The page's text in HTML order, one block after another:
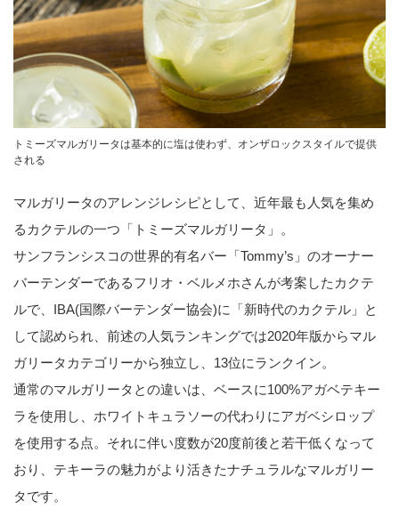
トミーズマルガリータは基本的に塩は使わず、オンザロックスタイルで提供
される
マルガリータのアレンジレシピとして、近年最も人気を集め
るカクテルの一つ「トミーズマルガリータ」。
サンフランシスコの世界的有名バー「Tommy’s」のオーナー
バーテンダーであるフリオ・ベルメホさんが考案したカクテ
ルで、IBA(国際バーテンダー協会)に「新時代のカクテル」と
して認められ、前述の人気ランキングでは2020年版からマル
ガリータカテゴリーから独立し、13位にランクイン。
通常のマルガリータとの違いは、ベースに100%アガベテキー
ラを使用し、ホワイトキュラソーの代わりにアガベシロップ
を使用する点。それに伴い度数が20度前後と若干低くなって
おり、テキーラの魅力がより活きたナチュラルなマルガリー
タです。